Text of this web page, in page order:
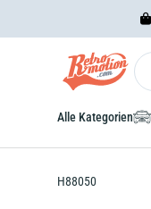
Alle Kategorien
H88050